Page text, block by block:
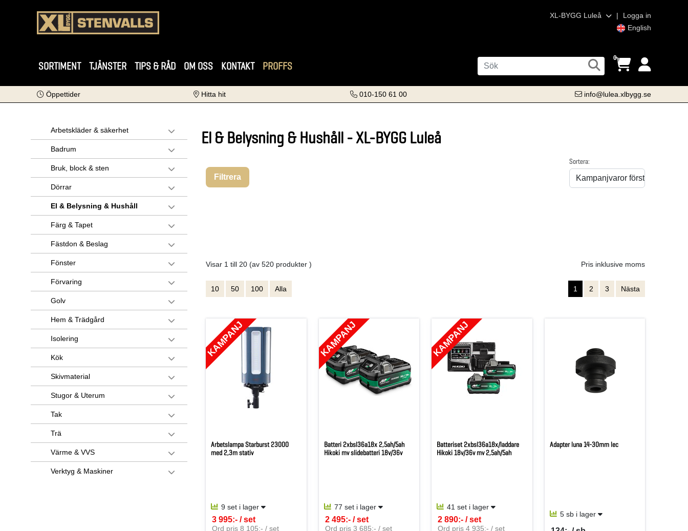
XL-BYGG Luleå |
Logga in
English
SORTIMENT TJÄNSTER TIPS & RÅD OM OSS KONTAKT PROFFS
0
Öppettider Hitta hit 010-150 61 00 info@lulea.xlbygg.se
Arbetskläder & säkerhet
Badrum
Bruk, block & sten
Dörrar
El & Belysning & Hushåll
Färg & Tapet
Fästdon & Beslag
Fönster
Förvaring
Golv
Hem & Trädgård
Isolering
Kök
Skivmaterial
Stugor & Uterum
Tak
Trä
Värme & VVS
Verktyg & Maskiner
El & Belysning & Hushåll - XL-BYGG Luleå
Filtrera
Sortera:
Visar 1 till 20 (av 520 produkter ) Pris inklusive moms
10 50 100 Alla 1 2 3 Nästa
KAMPANJ
Arbetslampa Starburst 23000
med 2,3m stativ
9 set i lager
3 995:- / set
SEK per SET
Ord pris 8 105:- / set
KAMPANJ
Batteri 2xbsl36a18x 2,5ah/5ah
Hikoki mv slidebatteri 18v/36v
77 set i lager
2 495:- / set
SEK per SET
Ord pris 3 685:- / set
KAMPANJ
Batteriset 2xbsl36a18x/laddare
Hikoki 18v/36v mv 2,5ah/5ah
41 set i lager
2 890:- / set
SEK per SET
Ord pris 4 935:- / set
Adapter luna 14-30mm lec
5 sb i lager